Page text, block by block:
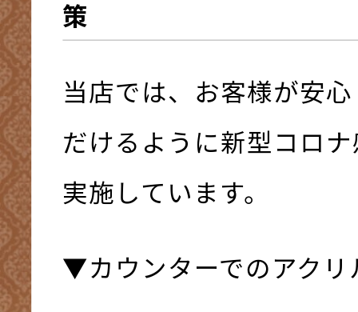
策
当店では、お客様が安
だけるように新型コロ
実施しています。
▼カウンターでのアクリ